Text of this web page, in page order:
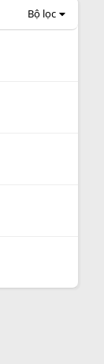
Bộ lọc